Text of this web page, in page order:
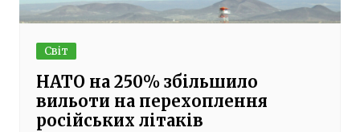
Світ
НАТО на 250% збільшило
вильоти на перехоплення
російських літаків